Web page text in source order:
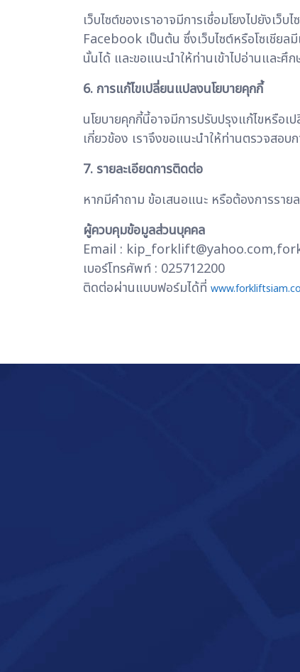
เว็บไซต์ของเราอาจมีการเชื่อมโยงไปยังเ
Facebook เป็นต้น ซึ่งเว็บไซต์หรือโซเชีย
นั้นได้ และขอแนะนำให้ท่านเข้าไปอ่านและ
6. การแก้ไขเปลี่ยนแปลงนโยบายคุกกี้
นโยบายคุกกี้นี้อาจมีการปรับปรุงแก้ไขหรือ
เกี่ยวข้อง เราจึงขอแนะนำให้ท่านตรวจสอ
7. รายละเอียดการติดต่อ
หากมีคำถาม ข้อเสนอแนะ หรือต้องการรา
ผู้ควบคุมข้อมูลส่วนบุคคล
Email :
เบอร์โทรศัพท์ : 025712200
ติดต่อผ่านแบบฟอร์มได้ที่